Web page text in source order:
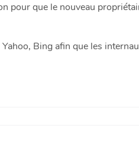
pour que le nouveau
Bing afin que les